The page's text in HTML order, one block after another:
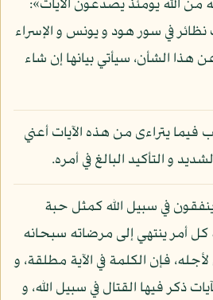
من الله يومئذ يصدعون الآيات»:
و للآيات نظائر في سور هود و يونس و الإسراء
عن هذا الشأن، سيأتي بيانها إن شاء
يتراءى من هذه الآيات أعني
و التأكيد البالغ في أمره.
في سبيل الله كمثل حبة
كل أمر ينتهي إلى مرضاته سبحانه
فإن الكلمة في الآية مطلقة، و
ذكر فيها القتال في سبيل الله، و